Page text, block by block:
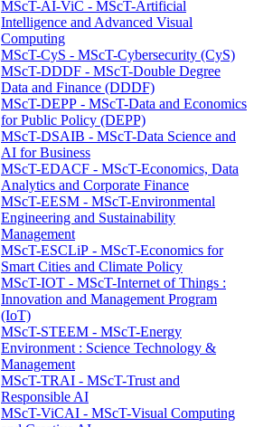
MScT-AI-ViC - MScT-Artificial
Intelligence and Advanced Visual
Computing
MScT-CyS - MScT-Cybersecurity (CyS)
MScT-DDDF - MScT-Double Degree
Data and Finance (DDDF)
MScT-DEPP - MScT-Data and Economics
for Public Policy (DEPP)
MScT-DSAIB - MScT-Data Science and
AI for Business
MScT-EDACF - MScT-Economics, Data
Analytics and Corporate Finance
MScT-EESM - MScT-Environmental
Engineering and Sustainability
Management
MScT-ESCLiP - MScT-Economics for
Smart Cities and Climate Policy
MScT-IOT - MScT-Internet of Things :
Innovation and Management Program
(IoT)
MScT-STEEM - MScT-Energy
Environment : Science Technology &
Management
MScT-TRAI - MScT-Trust and
Responsible AI
MScT-ViCAI - MScT-Visual Computing